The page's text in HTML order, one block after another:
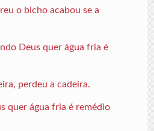
o bicho acabou se a
Deus quer água fria é
perdeu a cadeira.
quer água fria é remédio